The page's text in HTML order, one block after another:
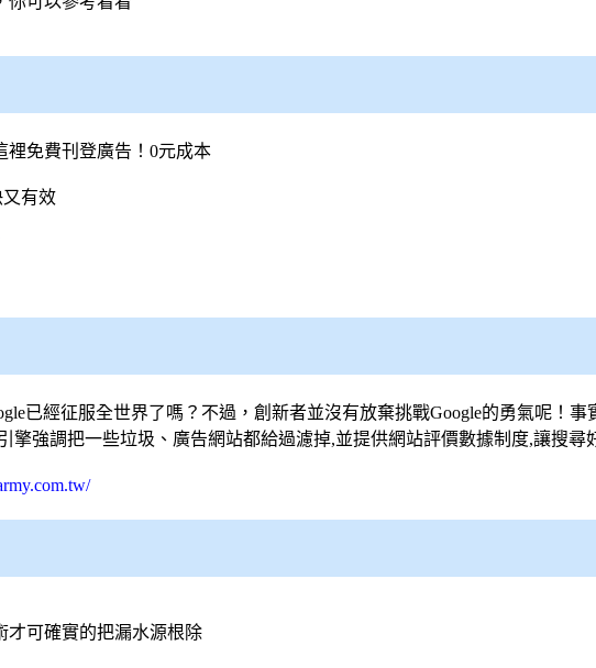
裡免費刊登廣告！0元成本
有效
已經征服全世界了嗎？不過，創新者並沒有放棄挑戰Google的勇氣呢！事
擎強調把一些垃圾、廣告網站都給過濾掉,並提供網站評價數據制度,讓搜尋
才可確實的把漏水源根除